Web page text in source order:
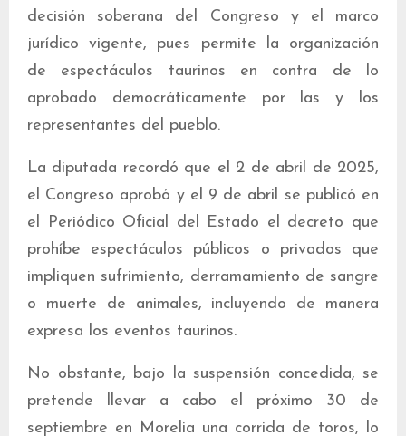
decisión soberana del Congreso y el marco
jurídico vigente, pues permite la organización
de espectáculos taurinos en contra de lo
aprobado democráticamente por las y los
representantes del pueblo.
La diputada recordó que el 2 de abril de 2025,
el Congreso aprobó y el 9 de abril se publicó en
el Periódico Oficial del Estado el decreto que
prohíbe espectáculos públicos o privados que
impliquen sufrimiento, derramamiento de sangre
o muerte de animales, incluyendo de manera
expresa los eventos taurinos.
No obstante, bajo la suspensión concedida, se
pretende llevar a cabo el próximo 30 de
septiembre en Morelia una corrida de toros, lo